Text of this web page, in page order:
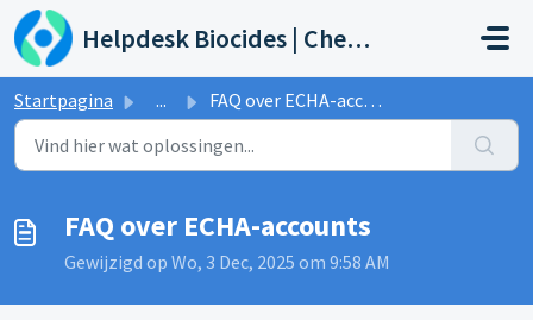
Doorgaan naar hoofdinhoud
Helpdesk Biocides | Chemicals | Products
Startpagina ... FAQ over ECHA-accounts
FAQ over ECHA-accounts
Gewijzigd op Wo, 3 Dec, 2025 om 9:58 AM